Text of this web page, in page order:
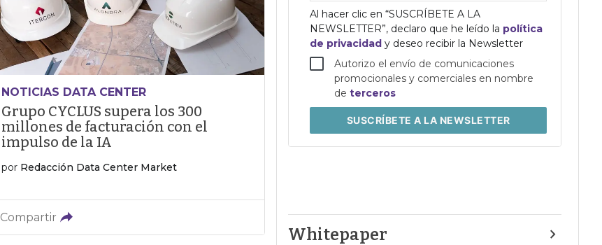
NOTICIAS DATA CENTER
Grupo CYCLUS supera los 300
millones de facturación con el
impulso de la IA
por Redacción Data Center Market
Compartir
corporativo
Al hacer clic en “SUSCRÍBETE A LA
NEWSLETTER”, declaro que he leído la política
de privacidady deseo recibir la Newsletter
Autorizo el envío de comunicaciones
promocionales y comerciales en nombre
deterceros
SUSCRÍBETEA LA NEWSLETTER
Whitepaper